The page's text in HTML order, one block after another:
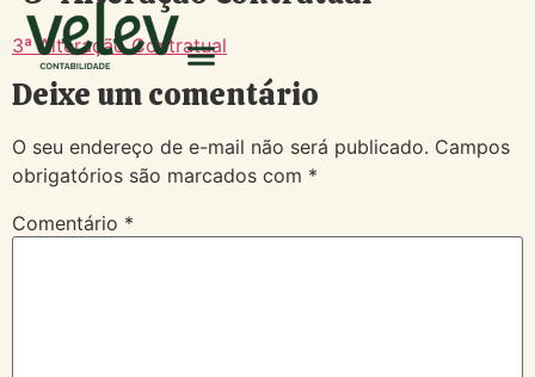
3ª Alteração Contratual
Deixe um comentário
O seu endereço de e-mail não será publicado. Campos
obrigatórios são marcados com *
Comentário *